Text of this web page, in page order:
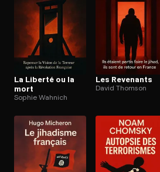
La Liberté ou la
mort
Sophie Wahnich
Les Revenants
David Thomson